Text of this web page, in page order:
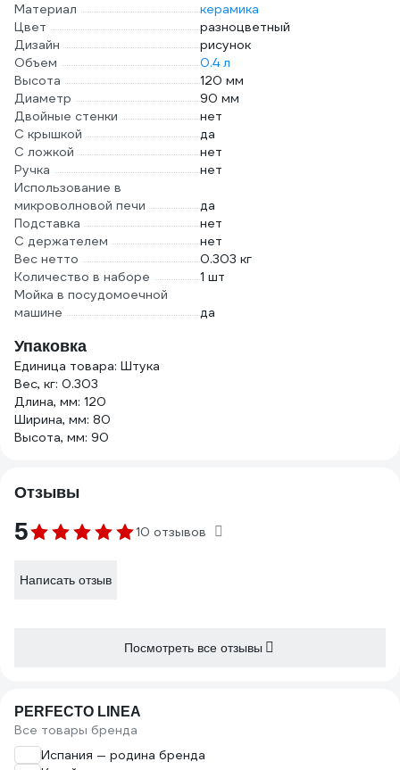
Материал
керамика
Цвет
разноцветный
Дизайн
рисунок
Объем
0.4 л
Высота
120 мм
Диаметр
90 мм
Двойные стенки
нет
С крышкой
да
С ложкой
нет
Ручка
нет
Использование в
микроволновой печи
да
Подставка
нет
С держателем
нет
Вес нетто
0.303 кг
Количество в наборе
1 шт
Мойка в посудомоечной
машине
да
Упаковка
Единица товара: Штука
Вес, кг: 0.303
Длина, мм: 120
Ширина, мм: 80
Высота, мм: 90
Отзывы
5 10 отзывов
Написать отзыв
Посмотреть все отзывы
PERFECTO LINEA
Все товары бренда
Испания — родина бренда